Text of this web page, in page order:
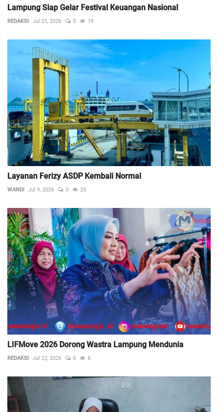
Lampung Siap Gelar Festival Keuangan Nasional
REDAKSI Jul 21, 2026 0 19
Layanan Ferizy ASDP Kembali Normal
WANDI Jul 9, 2026 0 25
LIFMove 2026 Dorong Wastra Lampung Mendunia
REDAKSI Jul 22, 2026 0 8